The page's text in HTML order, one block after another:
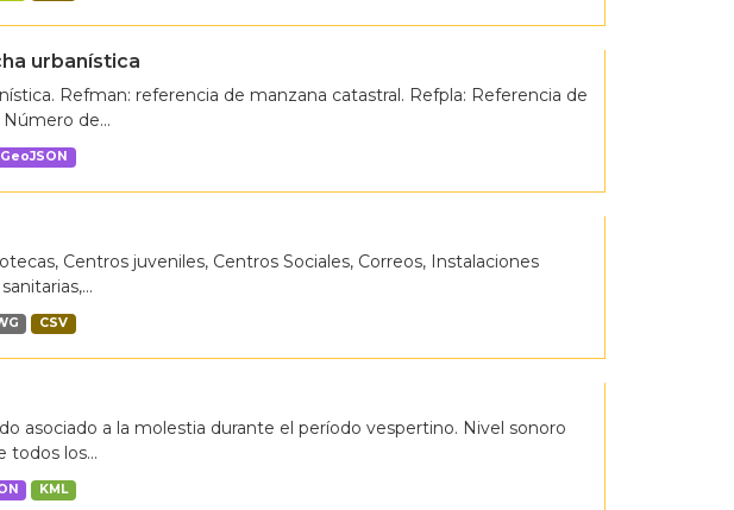
urbanística
Refman: referencia de manzana catastral. Refpla: Referencia de
de...
GeoJSON
Centros juveniles, Centros Sociales, Correos, Instalaciones
CSV
asociado a la molestia durante el período vespertino. Nivel sonoro
todos los...
KML